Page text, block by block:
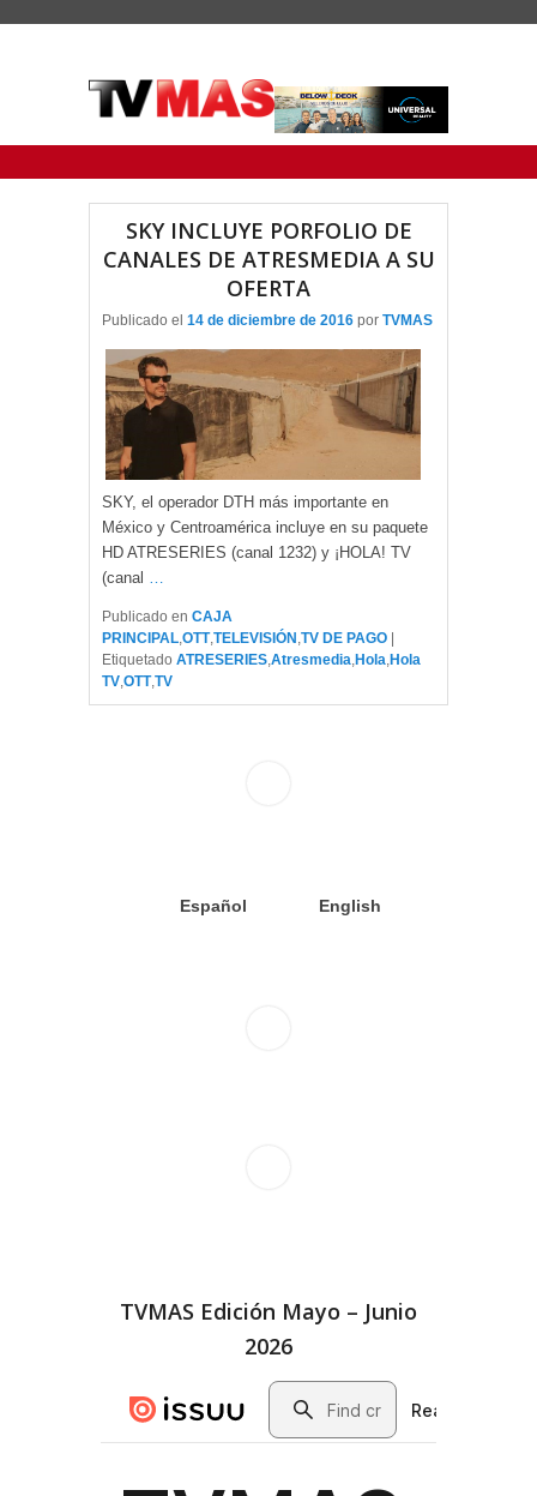
SKY INCLUYE PORFOLIO DE
CANALES DE ATRESMEDIA A SU
OFERTA
Publicado el 14 de diciembre de 2016 por TVMAS
SKY, el operador DTH más importante en
México y Centroamérica incluye en su paquete
HD ATRESERIES (canal 1232) y ¡HOLA! TV
(canal
Publicado en CAJA
PRINCIPAL OTT,TELEVISIÓN TV DE PAGO |
Etiquetado ATRESERIES Atresmedia Hola Hola
TV OTT,TV
Español English
TVMAS Edición Mayo – Junio
2026